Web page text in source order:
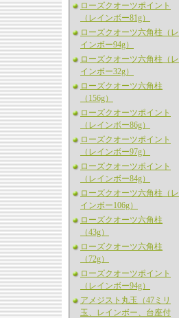
ローズクオーツポイント
（レインボー81g）
ローズクオーツ六角柱（レ
インボー94g）
ローズクオーツ六角柱（レ
インボー32g）
ローズクオーツ六角柱
（156g）
ローズクオーツポイント
（レインボー86g）
ローズクオーツポイント
（レインボー97g）
ローズクオーツポイント
（レインボー84g）
ローズクオーツ六角柱（レ
インボー106g）
ローズクオーツ六角柱
（43g）
ローズクオーツ六角柱
（72g）
ローズクオーツポイント
（レインボー94g）
アメジスト丸玉（47ミリ
玉、レインボー、台座付